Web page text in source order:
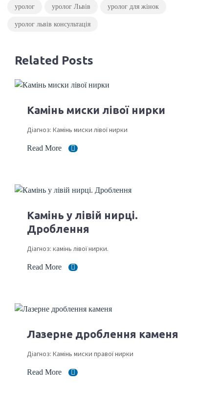
уролог уролог Львів уролог для жінок
уролог львів консультація
Related Posts
Камінь миски лівої нирки
Діагноз: Камінь миски лівої нирки
Read More
Камінь у лівій нирці.
Дроблення
Діагноз: камінь лівої нирки.
Read More
Лазерне дроблення каменя
Діагноз: Камінь миски правої нирки
Read More